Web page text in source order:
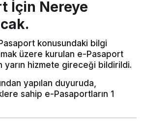
İçin Nereye
konusundaki bilgi
üzere kurulan e-Pasaport
yarın hizmete gireceği bildirildi.
yapılan duyuruda,
sahip e-Pasaportların 1